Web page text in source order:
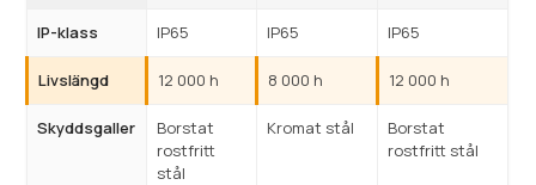
IP-klass IP65 IP65 IP65
Livslängd 12 000 h 8 000 h 12 000 h
Skyddsgaller
Borstat
rostfritt
stål
Kromat stål
Borstat
rostfritt stål